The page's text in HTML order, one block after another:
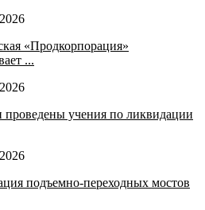
«Продкорпорация»
...
учения по ликвидации
подъемно-переходных мостов